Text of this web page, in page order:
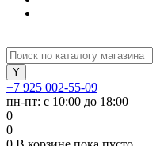
+7 925 002-55-09
пн-пт: с 10:00 до 18:00
0
0